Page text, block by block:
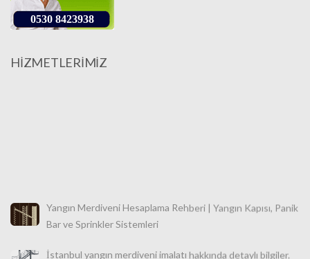
0530 8423938
HİZMETLERİMİZ
Bar ve Sprinkler Sistemleri